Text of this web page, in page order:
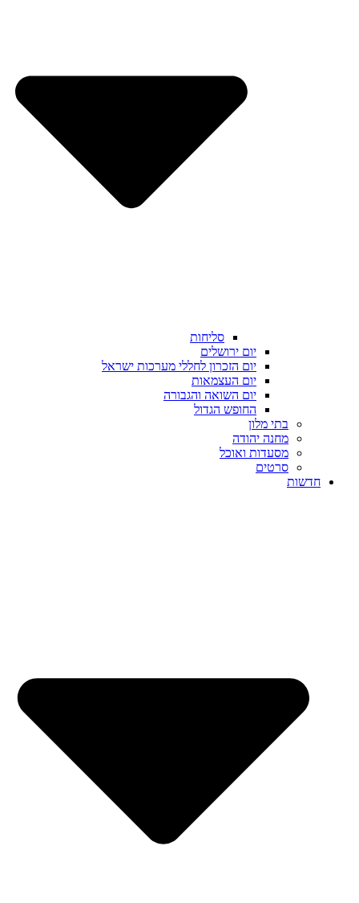
סליחות
יום ירושלים
יום הזכרון לחללי מערכות ישראל
יום העצמאות
יום השואה והגבורה
החופש הגדול
בתי מלון
מחנה יהודה
מסעדות ואוכל
סרטים
חדשות